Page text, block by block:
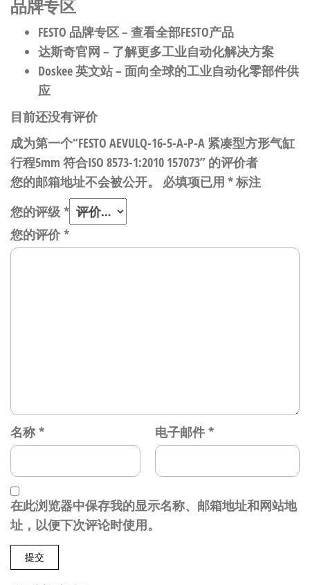
品牌专区
FESTO 品牌专区– 查看全部FESTO产品
达斯奇官网 – 了解更多工业自动化解决方案
Doskee 英文站– 面向全球的工业自动化零部件供
应
目前还没有评价
成为第一个“FESTO AEVULQ-16-5-A-P-A 紧凑型方形气缸
行程5mm 符合ISO 8573-1:2010 157073” 的评价者
您的邮箱地址不会被公开。
必填项已用 *标注
您的评级 *
您的评价*
名称 * 电子邮件 *
在此浏览器中保存我的显示名称、邮箱地址和网站地
址，以便下次评论时使用。